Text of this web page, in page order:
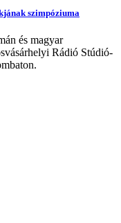
szimpóziuma
és magyar
Rádió Stúdió-